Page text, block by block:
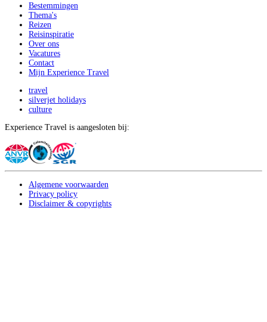
Bestemmingen
Thema's
Reizen
Reisinspiratie
Over ons
Vacatures
Contact
Mijn Experience Travel
travel
silverjet holidays
culture
Experience Travel is aangesloten bij:
Algemene voorwaarden
Privacy policy
Disclaimer & copyrights